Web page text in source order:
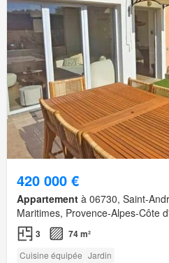
420 000 €
Appartement à 06730, Saint-
Maritimes, Provence-Alpes-Côte
3 74 m²
Cuisine équipée Jardin